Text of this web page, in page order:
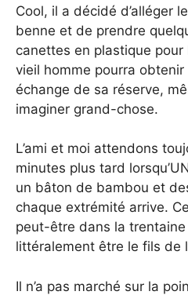
Cool, il a décidé d’alléger
benne et de prendre
canettes en plastique
vieil homme pourra
échange de sa réserve,
imaginer grand-chose.
L’ami et moi attendons
minutes plus tard
un bâton de bambou et
chaque extrémité arrive.
peut-être dans la
littéralement être le fils de
Il n’a pas marché sur la